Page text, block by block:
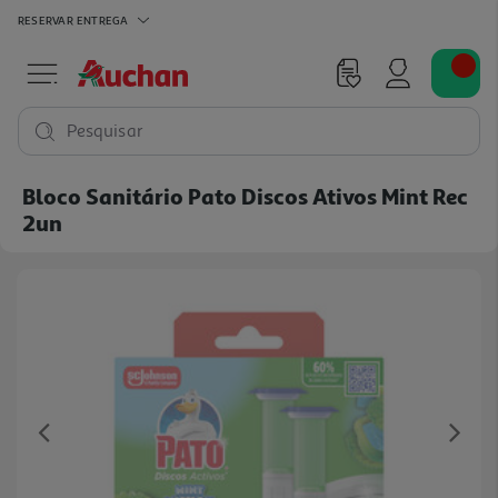
RESERVAR ENTREGA
Pesquisar
Bloco Sanitário Pato Discos Ativos Mint Rec
2un
Previous